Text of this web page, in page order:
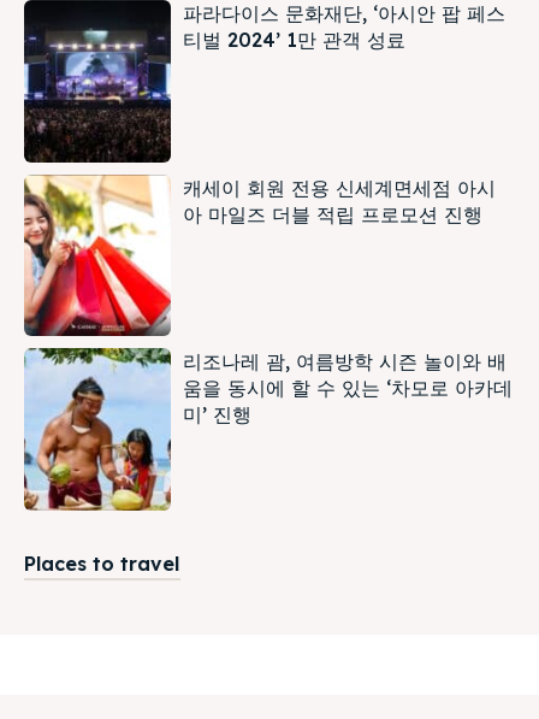
파라다이스 문화재단, ‘아시안 팝 페스
티벌 2024’ 1만 관객 성료
캐세이 회원 전용 신세계면세점 아시
아 마일즈 더블 적립 프로모션 진행
리조나레 괌, 여름방학 시즌 놀이와 배
움을 동시에 할 수 있는 ‘차모로 아카데
미’ 진행
Places to travel